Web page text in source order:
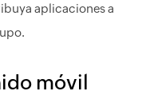
aplicaciones a
móvil